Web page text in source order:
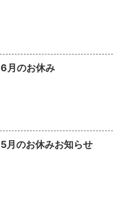
6月のお休み
5月のお休みお知らせ